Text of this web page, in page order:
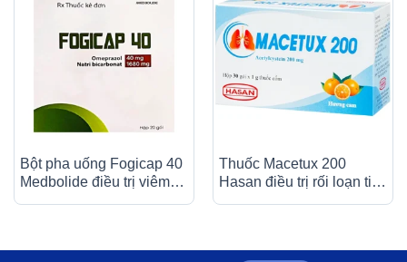
Bột pha uống Fogicap 40
Medbolide điều trị viêm
Thuốc Macetux 200
Hasan điều trị rối loạn tiết